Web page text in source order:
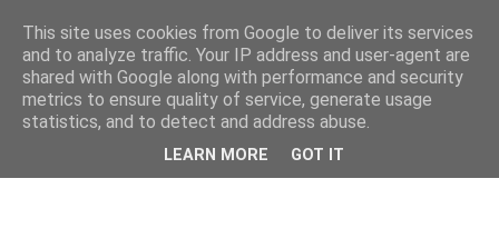
This site uses cookies from Google to deliver its services
and to analyze traffic. Your IP address and user-agent are
shared with Google along with performance and security
metrics to ensure quality of service, generate usage
statistics, and to detect and address abuse.
LEARN MORE GOT IT